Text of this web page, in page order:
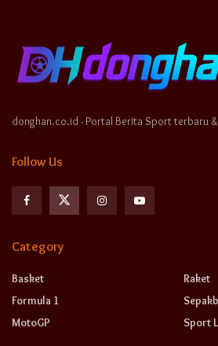
donghan.co.id - Portal Berita Sport terbaru
Follow Us
Category
Basket
Formula 1
MotoGP
Raket
Sport